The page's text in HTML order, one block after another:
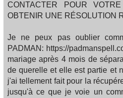
CONTACTER POUR
OBTENIR UNE RÉSOLUTION
Je ne peux pas oublier
PADMAN: https://
mariage après 4 mois de
de querelle et elle est partie et
j'ai tellement fait pour la
jusqu'à ce que je voie un